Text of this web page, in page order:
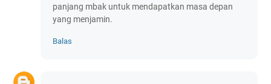
panjang mbak untuk mendapatkan masa depan
yang menjamin.
Balas